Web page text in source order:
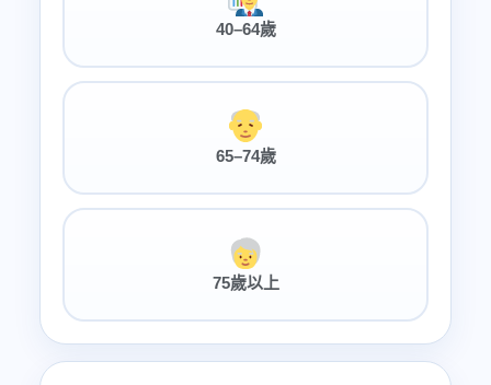
40–64歲
65–74歲
75歲以上